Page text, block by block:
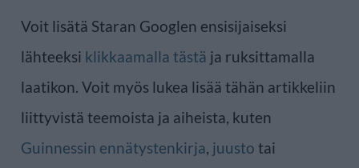
Voit lisätä Staran Googlen ensisijaiseksi
lähteeksi klikkaamalla tästä ja ruksittamalla
laatikon. Voit myös lukea lisää tähän artikkeliin
liittyvistä teemoista ja aiheista, kuten
Guinnessin ennätystenkirja, juusto tai